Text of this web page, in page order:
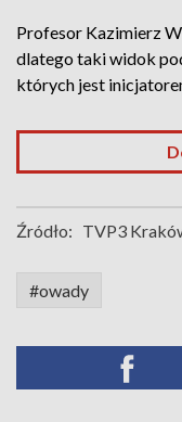
Profesor Kazimierz
dlatego taki widok
których jest
Źródło: TVP3
#owady